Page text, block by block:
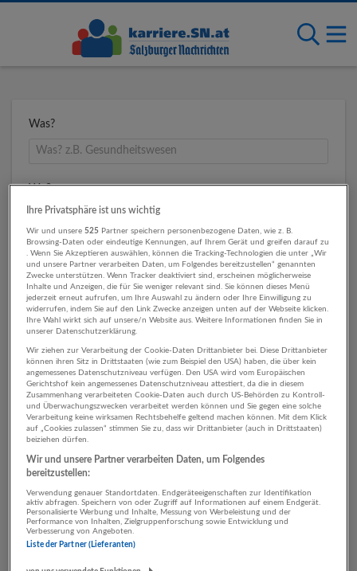
Was?
Wo?
Umkreis
1 Einkauf, Logistik, Lager
Öffentliche Verwaltung
Unternehmen
Ihre Privatsphäre ist uns wichtig
Wir und unsere525 Partner speichern personenbezogene Daten, wie z. B.
Browsing-Daten oder eindeutige Kennungen, auf Ihrem Gerät und greifen darauf zu
. Wenn Sie Akzeptieren auswählen, können die Tracking-Technologien die unter „Wir
und unsere Partner verarbeiten Daten, um Folgendes bereitzustellen“ genannten
Zwecke unterstützen. Wenn Tracker deaktiviert sind, erscheinen möglicherweise
Inhalte und Anzeigen, die für Sie weniger relevant sind. Sie können dieses Menü
jederzeit erneut aufrufen, um Ihre Auswahl zu ändern oder Ihre Einwilligung zu
widerrufen, indem Sie auf den Link Zwecke anzeigen unten auf der Webseite klicken.
Ihre Wahl wirkt sich auf unsere/n Website aus. Weitere Informationen finden Sie in
unserer Datenschutzerklärung.
Wir ziehen zur Verarbeitung der Cookie-Daten Drittanbieter bei. Diese Drittanbieter
können ihren Sitz in Drittstaaten (wie zum Beispiel den USA) haben, die über kein
angemessenes Datenschutzniveau verfügen. Den USA wird vom Europäischen
Gerichtshof kein angemessenes Datenschutzniveau attestiert, da die in diesem
Zusammenhang verarbeiteten Cookie-Daten auch durch US-Behörden zu Kontroll-
und Überwachungszwecken verarbeitet werden können und Sie gegen eine solche
Verarbeitung keine wirksamen Rechtsbehelfe geltend machen können. Mit dem Klick
auf „Cookies zulassen“ stimmen Sie zu, dass wir Drittanbieter (auch in Drittstaaten)
beiziehen dürfen.
Wir und unsere Partner verarbeiten Daten, um Folgendes
bereitzustellen:
Verwendung genauer Standortdaten. Endgeräteeigenschaften zur Identifikation
aktiv abfragen. Speichern von oder Zugriff auf Informationen auf einem Endgerät.
Personalisierte Werbung und Inhalte, Messung von Werbeleistung und der
Performance von Inhalten, Zielgruppenforschung sowie Entwicklung und
Verbesserung von Angeboten.
Liste der Partner (Lieferanten)